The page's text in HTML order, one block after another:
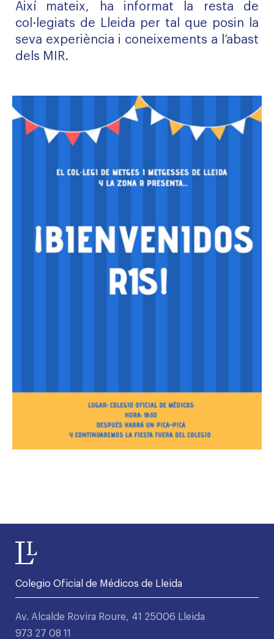
Així mateix, ha informat la resta de
col·legiats de Lleida per tal que posin la
seva experiència i coneixements a l’abast
dels MIR.
Colegio Oficial de Médicos de Lleida
Av. Alcalde Rovira Roure, 41 25006 Lleida
973 27 08 11